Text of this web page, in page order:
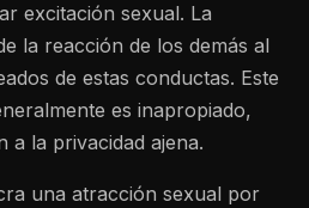
excitación sexual. La
la reacción de los demás al
de estas conductas. Este
es inapropiado,
a la privacidad ajena.
una atracción sexual por